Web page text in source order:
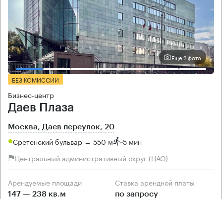
Еще 2 фото
БЕЗ КОМИССИИ
Бизнес-центр
Даев Плаза
Москва, Даев переулок, 20
Сретенский бульвар → 550 м ~5 мин
Центральный административный округ (ЦАО)
Арендуемые площади
147 — 238 кв.м
Ставка арендной платы
по запросу